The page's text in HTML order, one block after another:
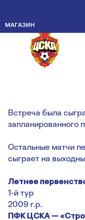
МАГАЗИН
ПЕРВЫЙ
МОСКВЫ
Встреча была
запланированного
Остальные матчи
сыграет на
Летнее
1-й тур
2009 г.р.
ПФК ЦСКА —